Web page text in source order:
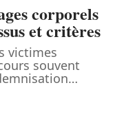
corporels
et critères
victimes
souvent
…